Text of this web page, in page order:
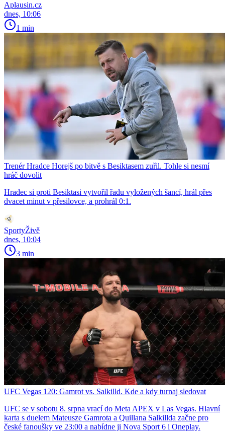
Aplausin.cz
dnes, 10:06
1 min
Trenér Hradce Horejš po bitvě s Besiktasem zuřil. Tohle si nesmí
hráč dovolit
Hradec si proti Besiktasi vytvořil řadu vyložených šancí, hrál přes
dvacet minut v přesilovce, a prohrál 0:1.
SportyŽivě
dnes, 10:04
3 min
UFC Vegas 120: Gamrot vs. Salkilld. Kde a kdy turnaj sledovat
UFC se v sobotu 8. srpna vrací do Meta APEX v Las Vegas. Hlavní
karta s duelem Mateusze Gamrota a Quillana Salkillda začne pro
české fanoušky ve 23:00 a nabídne ji Nova Sport 6 i Oneplay.